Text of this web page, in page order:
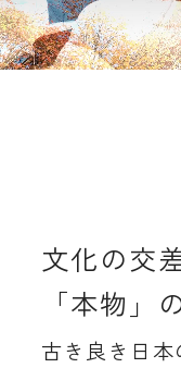
文化の交
「本物」
古き良き日本